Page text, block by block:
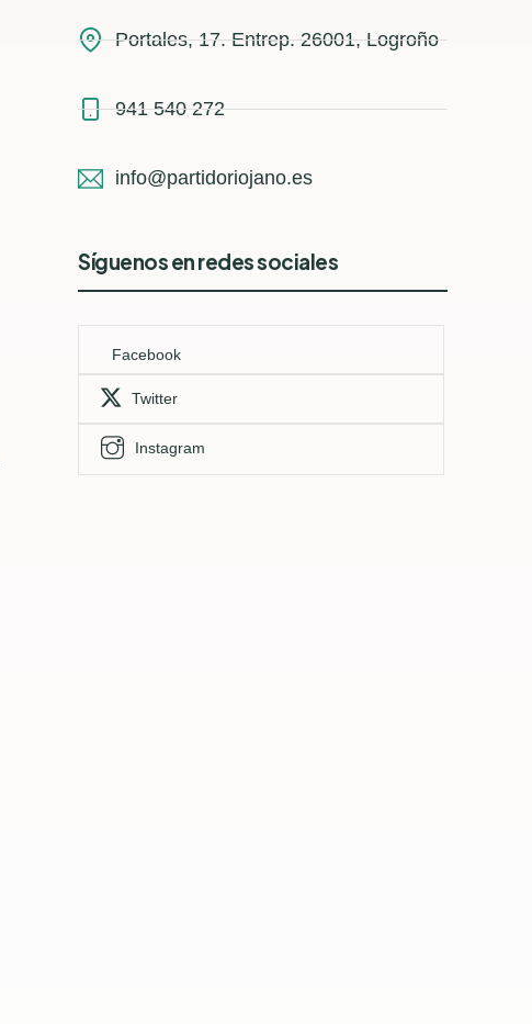
Portales, 17. Entrep. 26001, Logroño
941 540 272
info@partidoriojano.es
Síguenos en redes sociales
Facebook
Twitter
Instagram